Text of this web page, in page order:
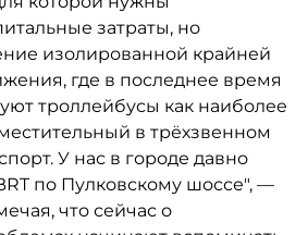
затраты, но
изолированной крайней
где в последнее время
троллейбусы как наиболее
в трёхзвенном
У нас в городе давно
по Пулковскому шоссе", —
что сейчас о